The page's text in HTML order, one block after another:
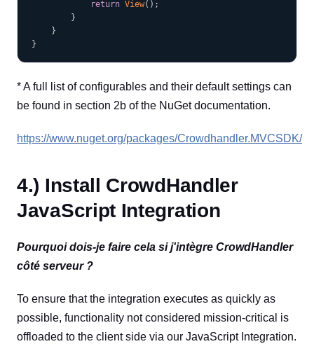
return View( ) ;
}
}
}
* A full list of configurables and their default settings can
be found in section 2b of the NuGet documentation.
https://www.nuget.org/packages/Crowdhandler.MVCSDK/
4.) Install CrowdHandler
JavaScript Integration
Pourquoi dois-je faire cela si j'intègre CrowdHandler
côté serveur ?
To ensure that the integration executes as quickly as
possible, functionality not considered mission-critical is
offloaded to the client side via our JavaScript Integration.